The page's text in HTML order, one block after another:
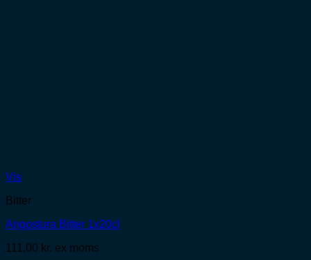
Vis
Bitter
Angostura Bitter 1x20cl
111,00 kr. ex moms